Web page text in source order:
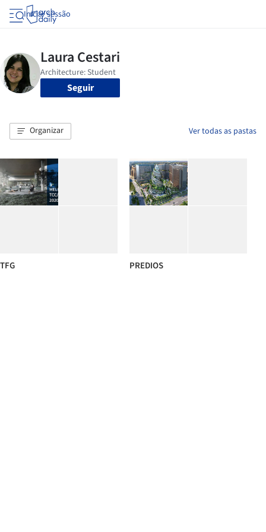
Iniciar sessão
Seguir
Organizar Ver todas as pastas
TFG PREDIOS